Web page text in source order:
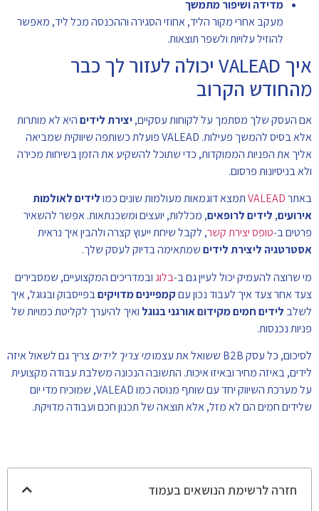
מדידה ושיפור מתמשך
מעקב אחרי מקור הליד, אחוזי הסגירה וההכנסה מכל ליד, מאפשר
להוזיל עלויות ולשפר תוצאות.
איך VALEAD יכולה לעזור לך כבר
מהחודש הקרוב
אם העסק שלך מסתמך על לקוחות עסקיים,יצירת לידיםהיא לא מותרות
אלא בסיס להמשך פעילות. VALEAD פועלת כשותפה שיווקית שמביאה
אליך את הפניות הממוקדות, כדי שתוכל להשקיע את הזמן בשיחות מכירה
ולא בניסיונות פרסום.
באתרVALEADתמצא דוגמאות מעולמות שונים כמולידים לאולמות
אירועים, לידים לרופאים, מכללות, יועצים ומשכנתאות. אפשר להשאיר
פרטים ב‑טופס יצירת קשר, לקבל שיחת ייעוץ קצרה ולהבין איך נראית
אסטרטגיה ליצירת לידיםשמתאימה בדיוק לעסק שלך.
מי שרוצה להעמיק יכול לעיין גם ב‑בלוג ובמדריכים המקצועיים, שמסבירים
צעד אחר צעד איך לעבוד נכון עםקמפיינים מדויקיםבפייסבוק ובגוגל, איך
לשלב לידים חמים מקידום אורגני בגוגל ואיך להיערך לקליטת כמויות של
פניות נכנסות.
לסיכום, כל עסק B2B ששואל את עצמו
מי צריך לידיםצריך גם לשאול איזה
לידים, באיזה מחיר ובאיזו איכות. התשובה הנכונה משלבת עבודה מקצועית
על מערכת השיווק יחד עם שותף מנוסה כמו VALEAD, שמוכיח מדי יום
שלידים חמים הם לא מזל, אלא תוצאה של תכנון חכם ועבודה מדויקת.
חזרה לרשימת הנושאים בעמוד